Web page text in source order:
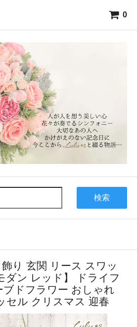
0
検索
り 玄関 リース スワッ
ダン レッド】 ドライフ
ブドフラワー おしゃれ
セル クリスマス 迎春